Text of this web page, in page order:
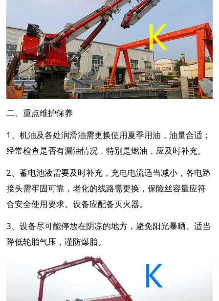
二、重点维护保养
1、机油及各处润滑油需更换使用夏季用油，油量合适；
经常检查是否有漏油情况，特别是燃油，应及时补充。
2、蓄电池液需要及时补充，充电电流适当减小，各电路
接头需牢固可靠，老化的线路需更换，保险丝容量应符
合安全使用要求。设备应配备灭火器。
3、设备尽可能停放在阴凉的地方，避免阳光暴晒。适当
降低轮胎气压，谨防爆胎。